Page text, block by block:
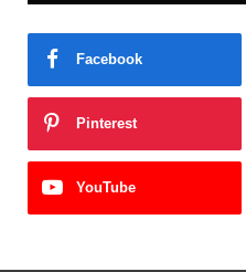
Facebook
Pinterest
YouTube